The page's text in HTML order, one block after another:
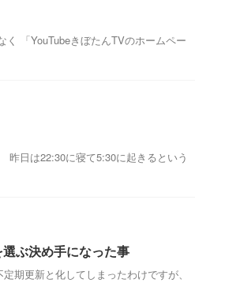
「YouTubeきぼたんTVのホームペー
昨日は22:30に寝て5:30に起きるという
ぶ決め手になった事
期更新と化してしまったわけですが、